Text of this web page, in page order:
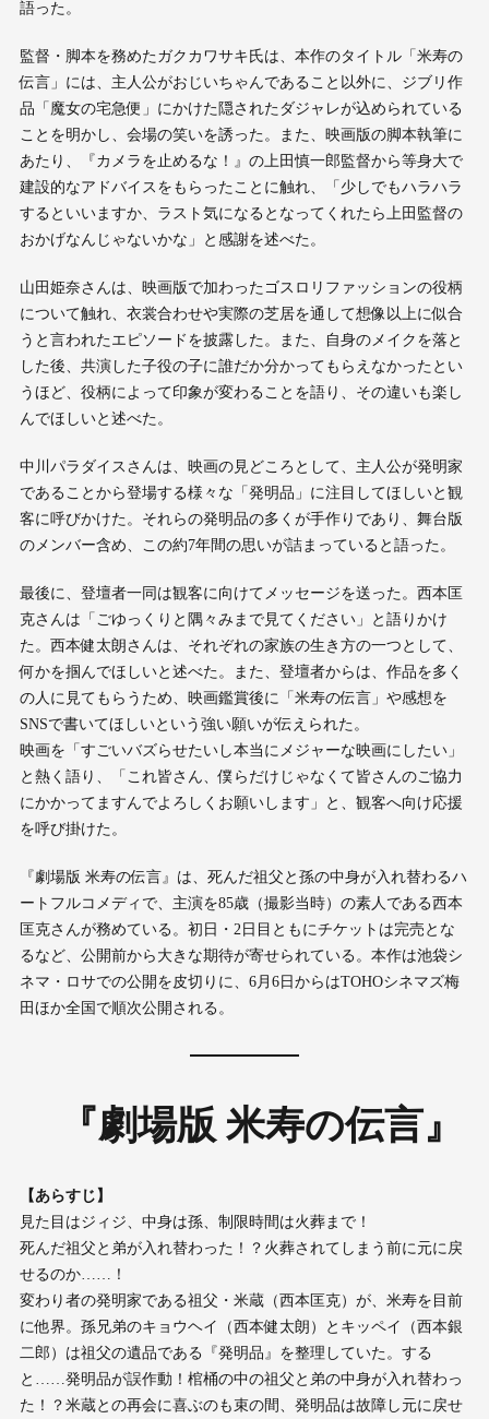
語った。
監督・脚本を務めたガクカワサキ氏は、本作のタイトル「米寿の
伝言」には、主人公がおじいちゃんであること以外に、ジブリ作
品「魔女の宅急便」にかけた隠されたダジャレが込められている
ことを明かし、会場の笑いを誘った。また、映画版の脚本執筆に
あたり、『カメラを止めるな！』の上田慎一郎監督から等身大で
建設的なアドバイスをもらったことに触れ、「少しでもハラハラ
するといいますか、ラスト気になるとなってくれたら上田監督の
おかげなんじゃないかな」と感謝を述べた。
山田姫奈さんは、映画版で加わったゴスロリファッションの役柄
について触れ、衣裳合わせや実際の芝居を通して想像以上に似合
うと言われたエピソードを披露した。また、自身のメイクを落と
した後、共演した子役の子に誰だか分かってもらえなかったとい
うほど、役柄によって印象が変わることを語り、その違いも楽し
んでほしいと述べた。
中川パラダイスさんは、映画の見どころとして、主人公が発明家
であることから登場する様々な「発明品」に注目してほしいと観
客に呼びかけた。それらの発明品の多くが手作りであり、舞台版
のメンバー含め、この約7年間の思いが詰まっていると語った。
最後に、登壇者一同は観客に向けてメッセージを送った。西本匡
克さんは「ごゆっくりと隅々みまで見てください」と語りかけ
た。西本健太朗さんは、それぞれの家族の生き方の一つとして、
何かを掴んでほしいと述べた。また、登壇者からは、作品を多く
の人に見てもらうため、映画鑑賞後に「米寿の伝言」や感想を
SNSで書いてほしいという強い願いが伝えられた。
映画を「すごいバズらせたいし本当にメジャーな映画にしたい」
と熱く語り、「これ皆さん、僕らだけじゃなくて皆さんのご協力
にかかってますんでよろしくお願いします」と、観客へ向け応援
を呼び掛けた。
『劇場版 米寿の伝言』は、死んだ祖父と孫の中身が入れ替わるハ
ートフルコメディで、主演を85歳（撮影当時）の素人である西本
匡克さんが務めている。初日・2日目ともにチケットは完売とな
るなど、公開前から大きな期待が寄せられている。本作は池袋シ
ネマ・ロサでの公開を皮切りに、6月6日からはTOHOシネマズ梅
田ほか全国で順次公開される。
『劇場版 米寿の伝言』
【あらすじ】
見た目はジィジ、中身は孫、制限時間は火葬まで！
死んだ祖父と弟が入れ替わった！？火葬されてしまう前に元に戻
せるのか……！
変わり者の発明家である祖父・米蔵（西本匡克）が、米寿を目前
に他界。孫兄弟のキョウヘイ（西本健太朗）とキッペイ（西本銀
二郎）は祖父の遺品である『発明品』を整理していた。する
と……発明品が誤作動！棺桶の中の祖父と弟の中身が入れ替わっ
た！？米蔵との再会に喜ぶのも束の間、発明品は故障し元に戻せ